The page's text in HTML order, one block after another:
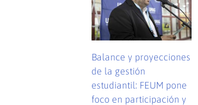
Balance y proyecciones
de la gestión
estudiantil: FEUM pone
foco en participación y